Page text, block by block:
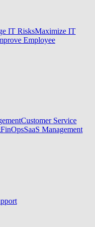
IT RisksMaximize IT
Employee
Customer Service
FinOpsSaaS Management